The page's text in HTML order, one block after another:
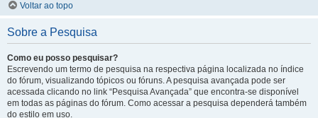
Voltar ao topo
Sobre a Pesquisa
Como eu posso pesquisar?
Escrevendo um termo de pesquisa na respectiva página localizada no índice
do fórum, visualizando tópicos ou fóruns. A pesquisa avançada pode ser
acessada clicando no link “Pesquisa Avançada” que encontra-se disponível
em todas as páginas do fórum. Como acessar a pesquisa dependerá também
do estilo em uso.